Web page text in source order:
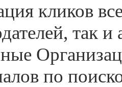
кликов
так и
по